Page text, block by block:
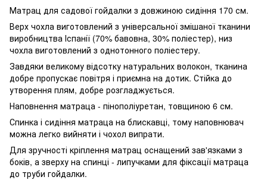
Матрац для садової гойдалки з довжиною сидіння 170 см.
Верх чохла виготовлений з універсальної змішаної тканини
виробництва Іспанії (70% бавовна, 30% поліестер), низ
чохла виготовлений з однотонного поліестеру.
Завдяки великому відсотку натуральних волокон, тканина
добре пропускає повітря і приємна на дотик. Стійка до
утворення плям, добре розгладжується.
Наповнення матраца - пінополіуретан, товщиною 6 см.
Спинка і сидіння матраца на блискавці, тому наповнювач
можна легко вийняти і чохол випрати.
Для зручності кріплення матрац оснащений зав'язками з
боків, а зверху на спинці - липучками для фіксації матраца
до труби гойдалки.